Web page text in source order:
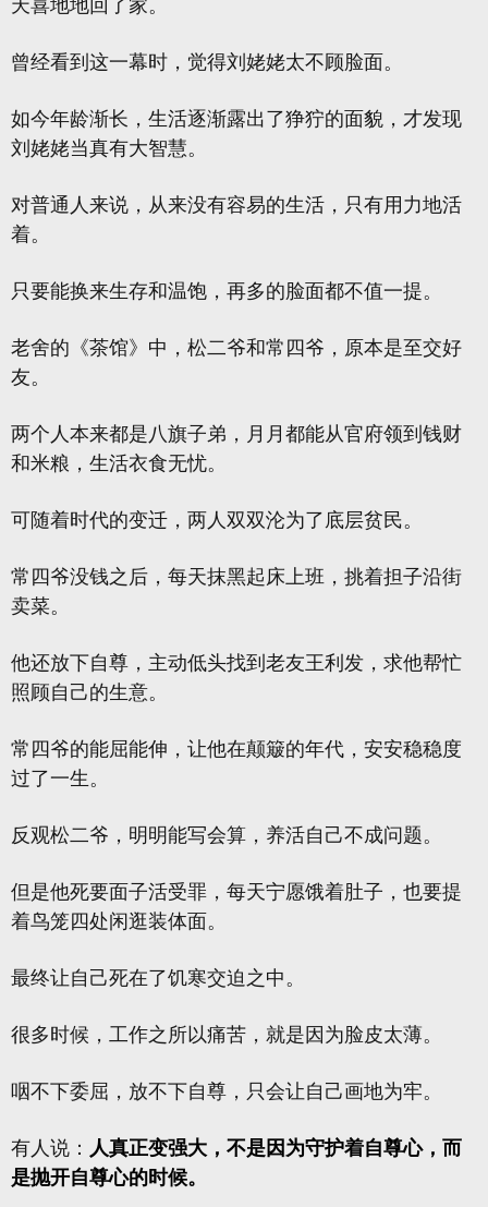
天喜地地回了家。
曾经看到这一幕时，觉得刘姥姥太不顾脸面。
如今年龄渐长，生活逐渐露出了狰狞的面貌，才发现
刘姥姥当真有大智慧。
对普通人来说，从来没有容易的生活，只有用力地活
着。
只要能换来生存和温饱，再多的脸面都不值一提。
老舍的《茶馆》中，松二爷和常四爷，原本是至交好
友。
两个人本来都是八旗子弟，月月都能从官府领到钱财
和米粮，生活衣食无忧。
可随着时代的变迁，两人双双沦为了底层贫民。
常四爷没钱之后，每天抹黑起床上班，挑着担子沿街
卖菜。
他还放下自尊，主动低头找到老友王利发，求他帮忙
照顾自己的生意。
常四爷的能屈能伸，让他在颠簸的年代，安安稳稳度
过了一生。
反观松二爷，明明能写会算，养活自己不成问题。
但是他死要面子活受罪，每天宁愿饿着肚子，也要提
着鸟笼四处闲逛装体面。
最终让自己死在了饥寒交迫之中。
很多时候，工作之所以痛苦，就是因为脸皮太薄。
咽不下委屈，放不下自尊，只会让自己画地为牢。
有人说： 人真正变强大，不是因为守护着自尊心，而
是抛开自尊心的时候。